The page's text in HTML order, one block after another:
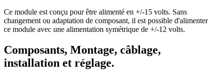
Ce module est conçu pour être alimenté en +/-15 volts. Sans
changement ou adaptation de composant, il est possible d'alimenter
ce module avec une alimentation symétrique de +/-12 volts.
Composants, Montage, câblage,
installation et réglage.